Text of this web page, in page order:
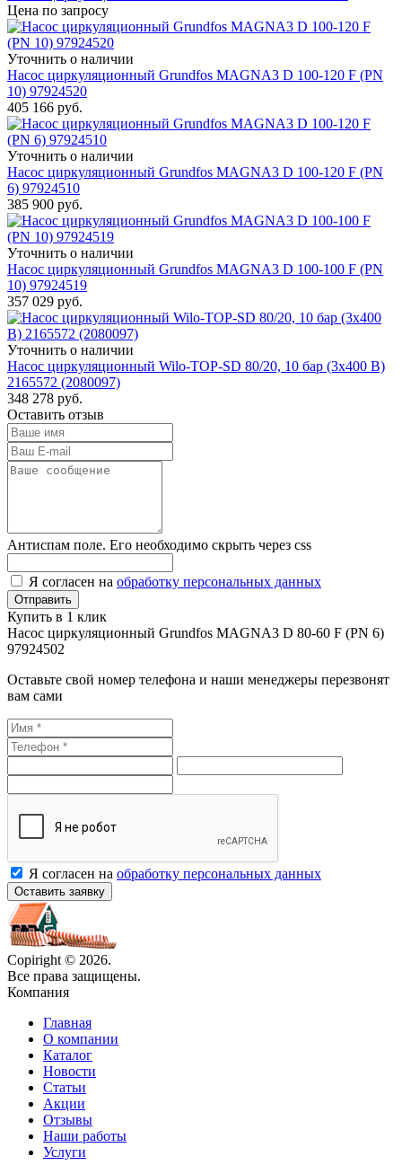
Цена по запросу
Уточнить о наличии
Насос циркуляционный Grundfos MAGNA3 D 100-120 F (PN
10) 97924520
405 166 руб.
Уточнить о наличии
Насос циркуляционный Grundfos MAGNA3 D 100-120 F (PN
6) 97924510
385 900 руб.
Уточнить о наличии
Насос циркуляционный Grundfos MAGNA3 D 100-100 F (PN
10) 97924519
357 029 руб.
Уточнить о наличии
Насос циркуляционный Wilo-TOP-SD 80/20, 10 бар (3x400 В)
2165572 (2080097)
348 278 руб.
Оставить отзыв
Антиспам поле. Его необходимо скрыть через css
Я согласен на обработку персональных данных
Купить в 1 клик
Насос циркуляционный Grundfos MAGNA3 D 80-60 F (PN 6)
97924502
Оставьте свой номер телефона и наши менеджеры перезвонят
вам сами
Я согласен на обработку персональных данных
Оставить заявку
Copiright © 2026.
Все права защищены.
Компания
Главная
О компании
Каталог
Новости
Статьи
Акции
Отзывы
Наши работы
Услуги